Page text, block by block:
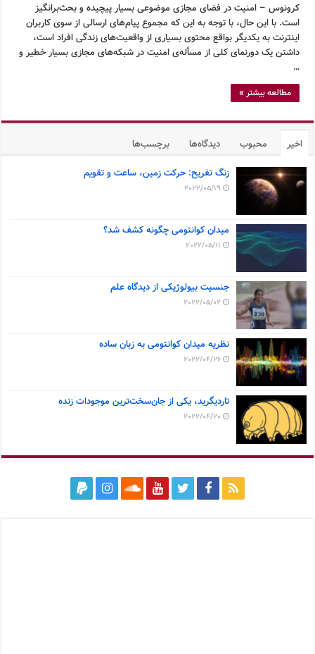
کرونوس – امنیت در فضای مجازی موضوعی بسیار پیچیده و بحث‌برانگیز
است. با این حال، با توجه به این که مجموع پیام‌های ارسالی از سوی کاربران
اینترنت به یکدیگر بواقع محتوی بسیاری از واقعیت‌های زندگی افراد است،
داشتن یک دورنمای کلی از مسأله‌ی امنیت در شبکه‌های مجازی بسیار خطیر و
…
مطالعه بیشتر »
اخیر محبوب دیدگاه‌ها برچسب‌ها
زنگ تفریح: حرکت زمین، ساعت و تقویم
2022/05/19
میدان کوانتومی چگونه کشف شد؟
2022/05/11
جنسیت بیولوژیکی از دیدگاه علم
2022/05/02
نظریه میدان کوانتومی به زبان ساده
2022/04/26
تاردیگرید، یکی از جان‌سخت‌ترین موجودات زنده
2022/04/20